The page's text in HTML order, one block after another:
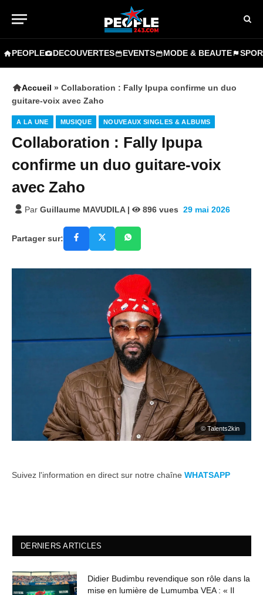
PEOPLE DECOUVERTES EVENTS MODE & BEAUTE
Accueil » Collaboration : Fally Ipupa confirme un duo
guitare-voix avec Zaho
A LA UNE MUSIQUE NOUVEAUX SINGLES & ALBUMS
Collaboration : Fally Ipupa
confirme un duo guitare-voix
avec Zaho
Par Guillaume MAVUDILA| 896 vues 29 mai 2026
Partager sur:
© Talents2kin
Suivez l'information en direct sur notre chaîne WHATSAPP
DERNIERS ARTICLES
Didier Budimbu revendique son rôle dans la
mise en lumière de Lumumba VEA : « Il